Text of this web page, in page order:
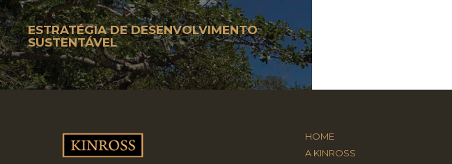
ESTRATÉGIA DE DESENVOLVIMENTO
SUSTENTÁVEL
HOME
A KINROSS